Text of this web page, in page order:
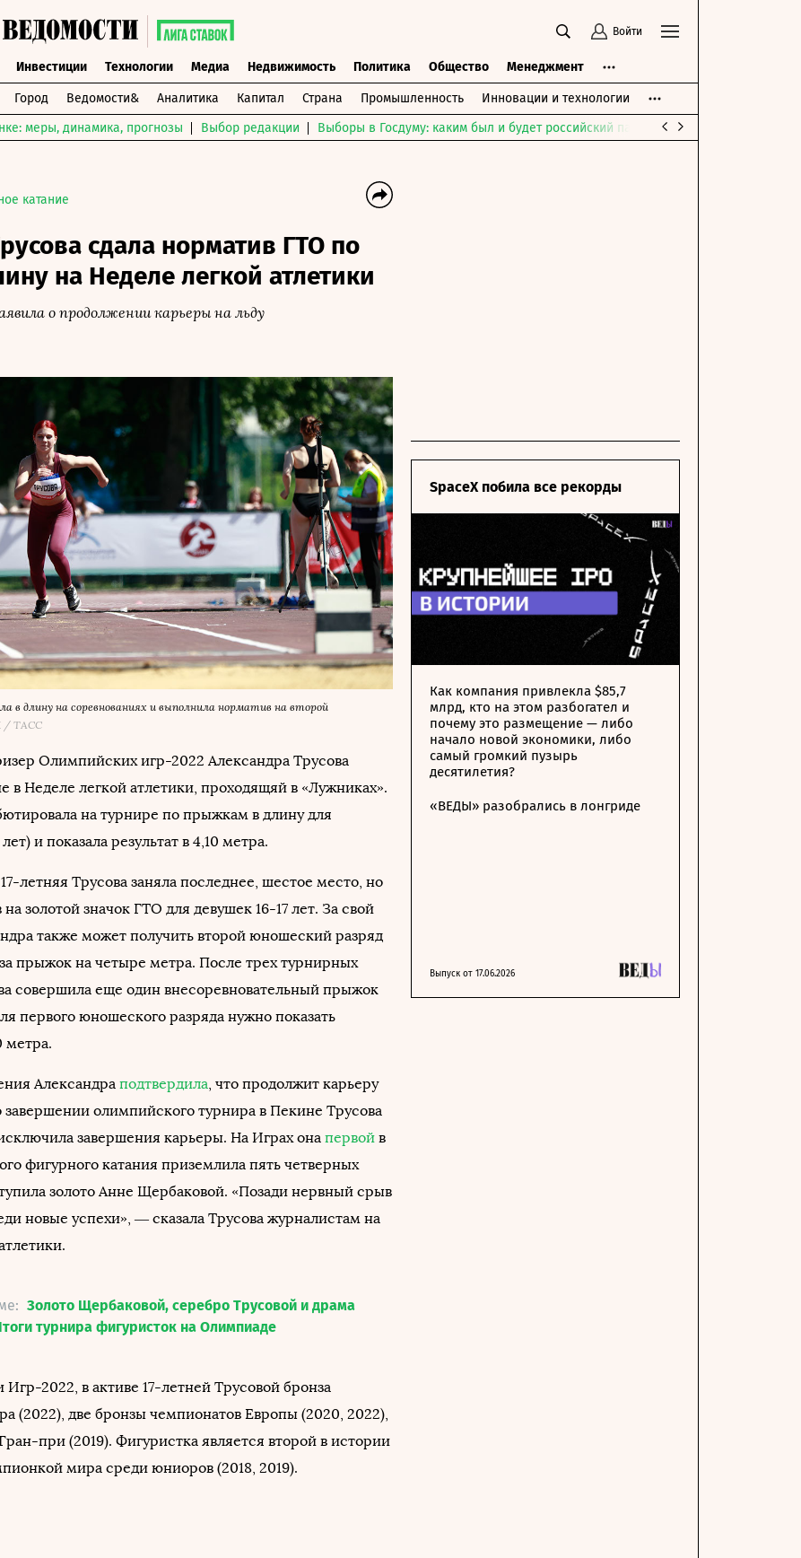
Войти
Инвестиции Технологии Медиа Недвижимость Политика Общество Менеджмент
Город Ведомости& Аналитика Капитал Страна Промышленность Инновации и технологии
меры, динамика, прогнозы Выбор редакции Выборы в Госдуму: каким был и будет российский парламент
катание
сдала норматив ГТО по
на Неделе легкой атлетики
о продолжении карьеры на льду
в длину на соревнованиях и выполнила норматив на второй
/ ТАСС
Олимпийских игр-2022 Александра Трусова
в Неделе легкой атлетики, проходящяй в «Лужниках».
на турнире по прыжкам в длину для
и показала результат в 4,10 метра.
летняя Трусова заняла последнее, шестое место, но
золотой значок ГТО для девушек 16-17 лет. За свой
также может получить второй юношеский разряд
прыжок на четыре метра. После трех турнирных
совершила еще один внесоревновательный прыжок
первого юношеского разряда нужно показать
метра.
Александра подтвердила , что продолжит карьеру
олимпийского турнира в Пекине Трусова
завершения карьеры. На Играх она первой в
фигурного катания приземлила пять четверных
золото Анне Щербаковой. «Позади нервный срыв
новые успехи», — сказала Трусова журналистам на
Золото Щербаковой, серебро Трусовой и драма
турнира фигуристок на Олимпиаде
2022, в активе 17-летней Трусовой бронза
(2022), две бронзы чемпионатов Европы (2020, 2022),
при (2019). Фигуристка является второй в истории
мира среди юниоров (2018, 2019).
SpaceX побила все рекорды
Как компания привлекла $85,7
млрд, кто на этом разбогател и
почему это размещение — либо
начало новой экономики, либо
самый громкий пузырь
десятилетия?
«ВЕДЫ» разобрались в лонгриде
Выпуск от 17.06.2026